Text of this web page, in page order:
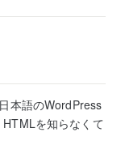
本語のWordPress
を知らなくて